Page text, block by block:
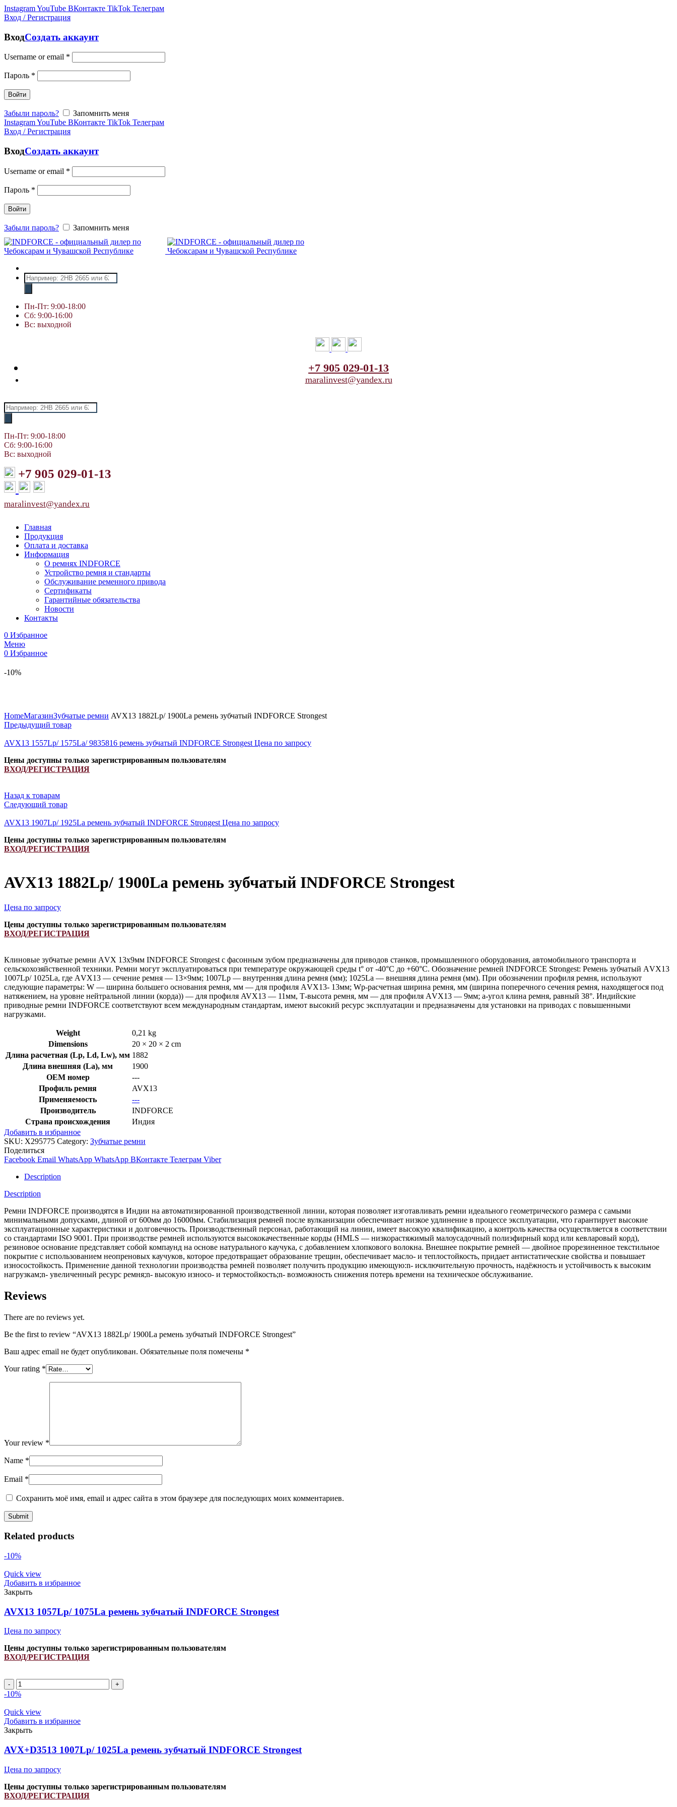
InstagramYouTube ВКонтакте TikTok Телеграм
Вход / Регистрация
ВходСоздать аккаунт
Username or email *
Пароль *
Войти
Забыли пароль?
Запомнить меня
InstagramYouTube ВКонтакте TikTok Телеграм
Вход / Регистрация
ВходСоздать аккаунт
Username or email *
Пароль *
Войти
Забыли пароль? Запомнить меня
Поиск
товаров
Пн-Пт: 9:00-18:00
Сб: 9:00-16:00
Вс: выходной
+7 905 029-01-13
maralinvest@yandex.ru
Поиск
товаров
Пн-Пт: 9:00-18:00
Сб: 9:00-16:00
Вс: выходной
+7 905 029-01-13
maralinvest@yandex.ru
Главная
Продукция
Оплата и доставка
Информация
О ремнях INDFORCE
Устройство ремня и стандарты
Обслуживание ременного привода
Сертификаты
Гарантийные обязательства
Новости
Контакты
0 Избранное
Меню
0 Избранное
-10%
HomeМагазинЗубчатые ремни AVX13 1882Lp/ 1900La ремень зубчатый INDFORCE Strongest
Предыдущий товар
AVX13 1557Lp/ 1575La/ 9835816 ремень зубчатый INDFORCE Strongest Цена по запросу
Цены доступны только зарегистрированным пользователям
ВХОД/РЕГИСТРАЦИЯ
Назад к товарам
Следующий товар
AVX13 1907Lp/ 1925La ремень зубчатый INDFORCE Strongest Цена по запросу
Цены доступны только зарегистрированным пользователям
ВХОД/РЕГИСТРАЦИЯ
AVX13 1882Lp/ 1900La ремень зубчатый INDFORCE Strongest
Цена по запросу
Цены доступны только зарегистрированным пользователям
ВХОД/РЕГИСТРАЦИЯ
Клиновые зубчатые ремни АVX 13х9мм INDFORCE Strongest с фасонным зубом предназначены для приводов станков, промышленного оборудования, автомобильного транспорта и
сельскохозяйственной техники. Ремни могут эксплуатироваться при температуре окружающей среды t° от -40°С до +60°С. Обозначение ремней INDFORCE Strongest: Ремень зубчатый АVX13
1007Lp/ 1025La, где АVX13 — сечение ремня — 13×9мм; 1007Lp — внутренняя длина ремня (мм); 1025La — внешняя длина ремня (мм). При обозначении профиля ремня, используют
следующие параметры: W — ширина большего основания ремня, мм — для профиля АVX13- 13мм; Wp-расчетная ширина ремня, мм (ширина поперечного сечения ремня, находящегося под
натяжением, на уровне нейтральной линии (корда)) — для профиля AVX13 — 11мм, Т-высота ремня, мм — для профиля АVX13 — 9мм; a-угол клина ремня, равный 38°. Индийские
приводные ремни INDFORCE соответствуют всем международным стандартам, имеют высокий ресурс эксплуатации и предназначены для установки на приводах с повышенными
нагрузками.
Weight
0,21 kg
Dimensions
20 × 20 × 2 cm
Длина расчетная (Lp, Ld, Lw), мм 1882
Длина внешняя (La), мм
1900
OEM номер
---
Профиль ремня
AVX13
Применяемость
---
Производитель
INDFORCE
Страна происхождения
Индия
Добавить в избранное
SKU: X295775 Category: Зубчатые ремни
Поделиться
Facebook Email WhatsApp WhatsApp ВКонтакте Телеграм Viber
Description
Description
Ремни INDFORCE производятся в Индии на автоматизированной производственной линии, которая позволяет изготавливать ремни идеального геометрического размера с самыми
минимальными допусками, длиной от 600мм до 16000мм. Стабилизация ремней после вулканизации обеспечивает низкое удлинение в процессе эксплуатации, что гарантирует высокие
эксплуатационные характеристики и долговечность. Производственный персонал, работающий на линии, имеет высокую квалификацию, а контроль качества осуществляется в соответствии
со стандартами ISO 9001. При производстве ремней используются высококачественные корды (HMLS — низкорастяжимый малоусадочный полиэфирный корд или кевларовый корд),
резиновое основание представляет собой компаунд на основе натурального каучука, с добавлением хлопкового волокна. Внешнее покрытие ремней — двойное прорезиненное текстильное
покрытие с использованием неопреновых каучуков, которое предотвращает образование трещин, обеспечивает масло- и теплостойкость, придает антистатические свойства и повышает
износостойкость. Применение данной технологии производства ремней позволяет получить продукцию имеющую:n- исключительную прочность, надёжность и устойчивость к высоким
нагрузкам;n- увеличенный ресурс ремня;n- высокую износо- и термостойкость;n- возможность снижения потерь времени на техническое обслуживание.
Reviews
There are no reviews yet.
Be the first to review “AVX13 1882Lp/ 1900La ремень зубчатый INDFORCE Strongest”
Ваш адрес email не будет опубликован. Обязательные поля помечены *
Your rating *
Your review *
Name *
Email *
Сохранить моё имя, email и адрес сайта в этом браузере для последующих моих комментариев.
Related products
-10%
Quick view
Добавить в избранное
Закрыть
AVX13 1057Lp/ 1075La ремень зубчатый INDFORCE Strongest
Цена по запросу
Цены доступны только зарегистрированным пользователям
ВХОД/РЕГИСТРАЦИЯ
AVX13
1057Lp/
ремень
зубчатый
INDFORCE
Strongest
quantity
-10%
Quick view
Добавить в избранное
Закрыть
AVX+D3513 1007Lp/ 1025La ремень зубчатый INDFORCE Strongest
Цена по запросу
Цены доступны только зарегистрированным пользователям
ВХОД/РЕГИСТРАЦИЯ